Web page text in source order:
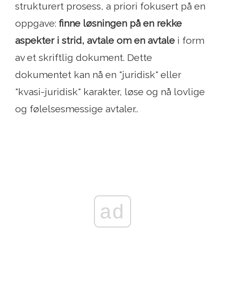
strukturert prosess, a priori fokusert på en
oppgave: finne løsningen på en rekke
aspekter i strid, avtale om en avtale i form
av et skriftlig dokument. Dette
dokumentet kan nå en "juridisk" eller
"kvasi-juridisk" karakter, løse og nå lovlige
og følelsesmessige avtaler..
ad